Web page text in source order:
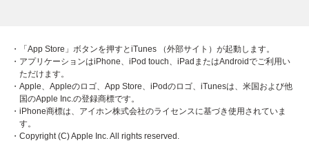
・「App Store」ボタンを押すとiTunes （外部サイト）が起動します。
・アプリケーションはiPhone、iPod touch、iPadまたはAndroidでご利用い
ただけます。
・Apple、Appleのロゴ、App Store、iPodのロゴ、iTunesは、米国および他
国のApple Inc.の登録商標です。
・iPhone商標は、アイホン株式会社のライセンスに基づき使用されていま
す。
・Copyright (C) Apple Inc. All rights reserved.